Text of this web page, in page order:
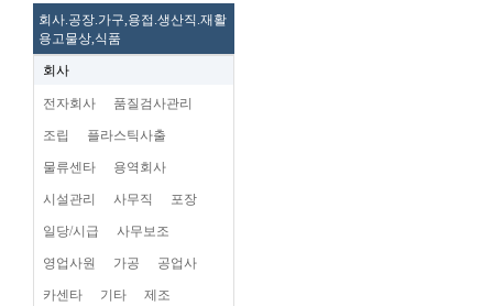
회사.공장.가구,용접.생산직.재활
용고물상,식품
회사
전자회사 품질검사관리
조립 플라스틱사출
물류센타 용역회사
시설관리 사무직 포장
일당/시급 사무보조
영업사원 가공 공업사
카센타 기타 제조